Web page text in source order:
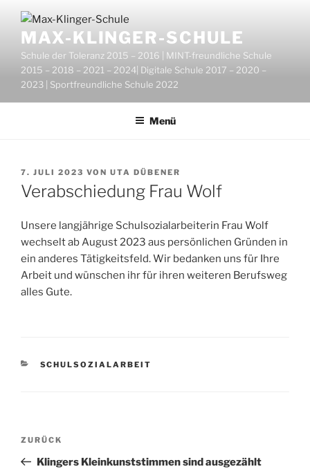
Inhalt
springenMAX-KLINGER-SCHULE
Schule der Toleranz 2015 – 2016 | MINT-freundliche Schule
2015 – 2018 – 2021 – 2024| Digitale Schule 2017 – 2020 –
2023 | Sportfreundliche Schule 2022
Menü
VERÖFFENTLICHT
AM
7. JULI 2023 VON UTA DÜBENER
Verabschiedung Frau Wolf
Unsere langjährige Schulsozialarbeiterin Frau Wolf
wechselt ab August 2023 aus persönlichen Gründen in
ein anderes Tätigkeitsfeld. Wir bedanken uns für Ihre
Arbeit und wünschen ihr für ihren weiteren Berufsweg
alles Gute.
KATEGORIEN
SCHULSOZIALARBEIT
Beitragsnavigation
Vorheriger
Beitrag
ZURÜCK
Klingers Kleinkunststimmen sind ausgezählt